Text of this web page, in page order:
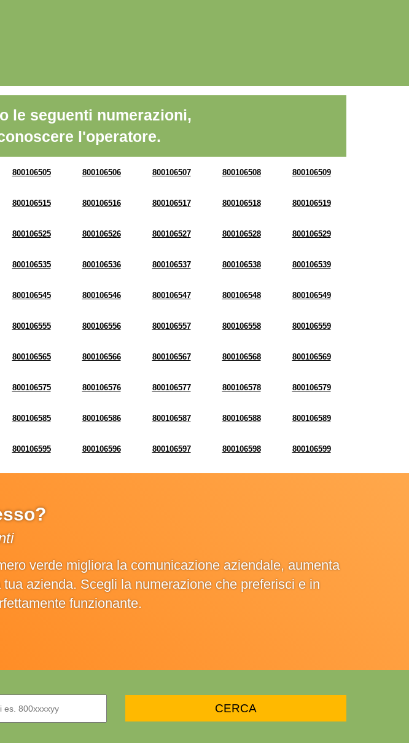
le seguenti numerazioni,
l'operatore.
800106505 800106506 800106507 800106508 800106509
800106515 800106516 800106517 800106518 800106519
800106525 800106526 800106527 800106528 800106529
800106535 800106536 800106537 800106538 800106539
800106545 800106546 800106547 800106548 800106549
800106555 800106556 800106557 800106558 800106559
800106565 800106566 800106567 800106568 800106569
800106575 800106576 800106577 800106578 800106579
800106585 800106586 800106587 800106588 800106589
800106595 800106596 800106597 800106598 800106599
verde migliora la comunicazione aziendale, aumenta
azienda. Scegli la numerazione che preferisci e in
funzionante.